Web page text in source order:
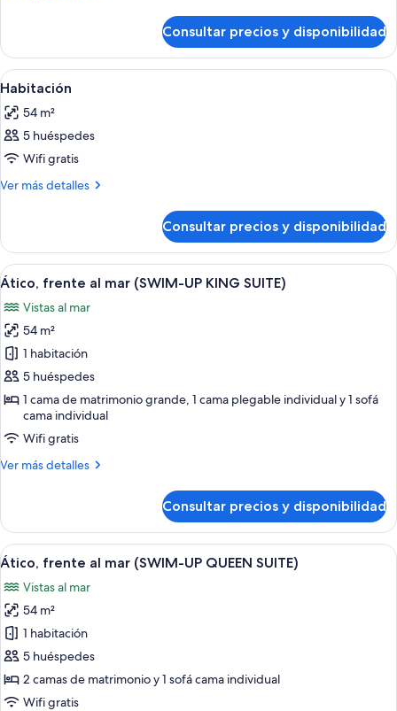
Consultar precios y disponibilidad
Abrir
todas
las
fotos
de
Habitación
Sábanas italianas Frette y ropa de
6
Habitación
54 m²
5 huéspedes
Wifi gratis
Ver más detalles
Más
Consultar precios y disponibilidad
Abrir
todas
las
fotos
de
Ático,
frente
mar
(SWIM-
SUITE)
Habitación de hotel con cama, sofá,
10
Ático, frente al mar (SWIM-UP KING SUITE)
Vistas al mar
54 m²
1 habitación
5 huéspedes
1 cama de matrimonio grande, 1 cama plegable individual y 1 sofá
cama individual
Wifi gratis
Ver más detalles
Más
frente
al
mar
UP
KING
SUITE)
Consultar precios y disponibilidad
Abrir
todas
las
fotos
de
Ático,
frente
al
Habitación de hotel con cama, sofá,
11
Ático, frente al mar (SWIM-UP QUEEN SUITE)
Vistas al mar
54 m²
1 habitación
5 huéspedes
2 camas de matrimonio y 1 sofá cama individual
Wifi gratis